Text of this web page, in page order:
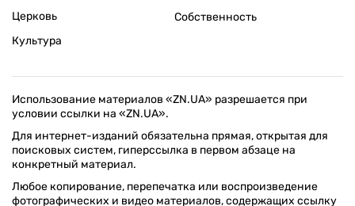
Церковь
Культура
Собственность
Использование материалов «ZN.UA» разрешается при
условии ссылки на «ZN.UA».
Для интернет-изданий обязательна прямая, открытая для
поисковых систем, гиперссылка в первом абзаце на
конкретный материал.
Любое копирование, перепечатка или воспроизведение
фотографических и видео материалов, содержащих ссылку